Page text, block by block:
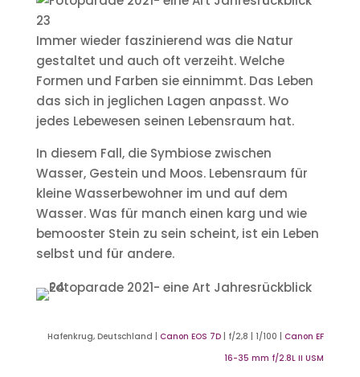
Immer wieder faszinierend was die Natur
gestaltet und auch oft verzeiht. Welche
Formen und Farben sie einnimmt. Das Leben
das sich in jeglichen Lagen anpasst. Wo
jedes Lebewesen seinen Lebensraum hat.
In diesem Fall, die Symbiose zwischen
Wasser, Gestein und Moos. Lebensraum für
kleine Wasserbewohner im und auf dem
Wasser. Was für manch einen karg und wie
bemooster Stein zu sein scheint, ist ein Leben
selbst und für andere.
Hafenkrug, Deutschland |Canon EOS 7D | f/2,8 | 1/100 |Canon EF
16-35 mm f/2.8L II USM